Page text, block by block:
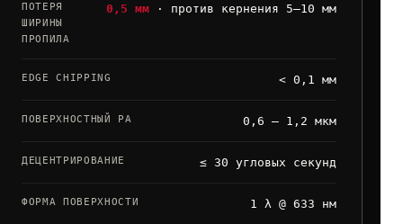
ПОТЕРЯ
ШИРИНЫ
ПРОПИЛА
0,5 мм · против кернения 5–10 мм
EDGE CHIPPING < 0,1 мм
ПОВЕРХНОСТНЫЙ РА 0,6 – 1,2 мкм
ДЕЦЕНТРИРОВАНИЕ ≤ 30 угловых секунд
ФОРМА ПОВЕРХНОСТИ 1 λ @ 633 нм